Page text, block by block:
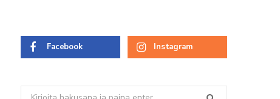
Facebook Instagram
Search